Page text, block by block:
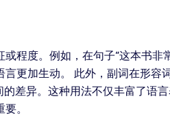
程度。例如，在句子“这本书非
更加生动。 此外，副词在形容
的差异。这种用法不仅丰富了
。